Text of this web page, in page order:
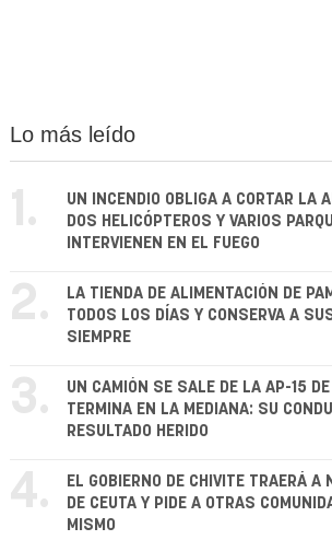
Lo más leído
1.
UN INCENDIO OBLIGA A CORTAR LA
DOS HELICÓPTEROS Y VARIOS
INTERVIENEN EN EL FUEGO
2.
LA TIENDA DE ALIMENTACIÓN DE
TODOS LOS DÍAS Y CONSERVA A
SIEMPRE
3.
UN CAMIÓN SE SALE DE LA AP-15 DE
TERMINA EN LA MEDIANA: SU
RESULTADO HERIDO
4.
EL GOBIERNO DE CHIVITE TRAERÁ A
DE CEUTA Y PIDE A OTRAS
MISMO